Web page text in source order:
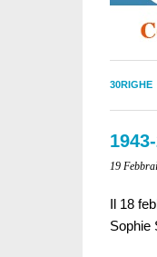
30RIGHE
19
Il 18
Sophie